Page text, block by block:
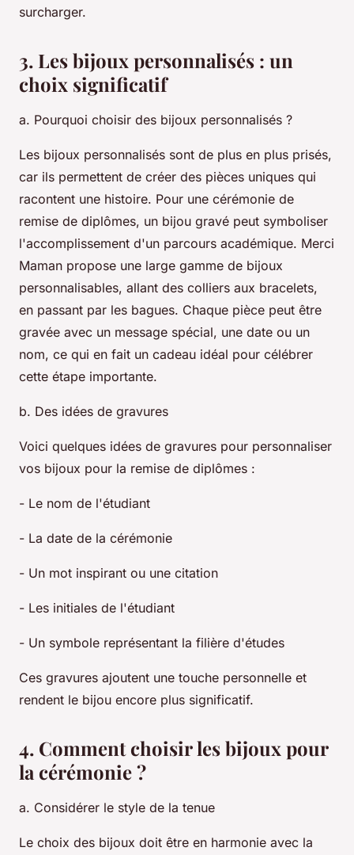
surcharger.
3. Les bijoux personnalisés : un
choix significatif
a. Pourquoi choisir des bijoux personnalisés ?
Les bijoux personnalisés sont de plus en plus prisés,
car ils permettent de créer des pièces uniques qui
racontent une histoire. Pour une cérémonie de
remise de diplômes, un bijou gravé peut symboliser
l'accomplissement d'un parcours académique. Merci
Maman propose une large gamme de bijoux
personnalisables, allant des colliers aux bracelets,
en passant par les bagues. Chaque pièce peut être
gravée avec un message spécial, une date ou un
nom, ce qui en fait un cadeau idéal pour célébrer
cette étape importante.
b. Des idées de gravures
Voici quelques idées de gravures pour personnaliser
vos bijoux pour la remise de diplômes :
- Le nom de l'étudiant
- La date de la cérémonie
- Un mot inspirant ou une citation
- Les initiales de l'étudiant
- Un symbole représentant la filière d'études
Ces gravures ajoutent une touche personnelle et
rendent le bijou encore plus significatif.
4. Comment choisir les bijoux pour
la cérémonie ?
a. Considérer le style de la tenue
Le choix des bijoux doit être en harmonie avec la